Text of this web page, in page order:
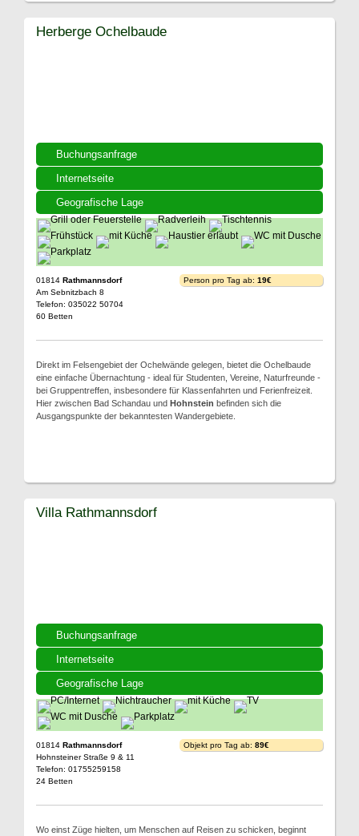
Buchungsanfrage
Internetseite
Geografische Lage
Herberge Ochelbaude
01814 Rathmannsdorf
Am Sebnitzbach 8
Telefon: 035022 50704
60 Betten
Person pro Tag ab: 19€
Direkt im Felsengebiet der Ochelwände gelegen, bietet die Ochelbaude
eine einfache Übernachtung - ideal für Studenten, Vereine, Naturfreunde -
bei Gruppentreffen, insbesondere für Klassenfahrten und Ferienfreizeit.
Hier zwischen Bad Schandau und Hohnstein befinden sich die
Ausgangspunkte der bekanntesten Wandergebiete.
Buchungsanfrage
Internetseite
Geografische Lage
Villa Rathmannsdorf
01814 Rathmannsdorf
Hohnsteiner Straße 9 & 11
Telefon: 01755259158
24 Betten
Objekt pro Tag ab: 89€
Wo einst Züge hielten, um Menschen auf Reisen zu schicken, beginnt